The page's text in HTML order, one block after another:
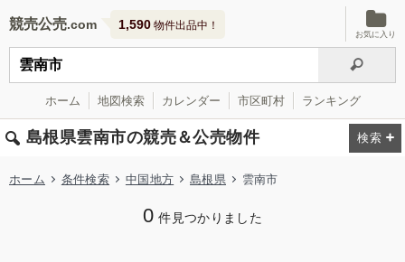
競売公売 1,590 物件出品中！
お気に入り
ホーム 地図検索 カレンダー 市区町村 ランキング
島根県雲南市の競売＆公売物件
ホーム 条件検索 中国地方 島根県 雲南市
0 件見つかりました